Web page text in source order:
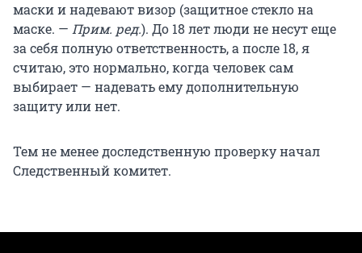
маски и надевают визор (защитное стекло на
маске. — Прим. ред.). До 18 лет люди не несут еще
за себя полную ответственность, а после 18, я
считаю, это нормально, когда человек сам
выбирает — надевать ему дополнительную
защиту или нет.
Тем не менее доследственную проверку начал
Следственный комитет.